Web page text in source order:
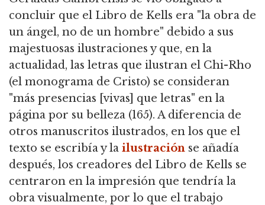
concluir que el Libro de Kells era "la obra de
un ángel, no de un hombre" debido a sus
majestuosas ilustraciones y que, en la
actualidad, las letras que ilustran el Chi-Rho
(el monograma de Cristo) se consideran
"más presencias [vivas] que letras" en la
página por su belleza (165). A diferencia de
otros manuscritos ilustrados, en los que el
texto se escribía y la ilustración se añadía
después, los creadores del Libro de Kells se
centraron en la impresión que tendría la
obra visualmente, por lo que el trabajo